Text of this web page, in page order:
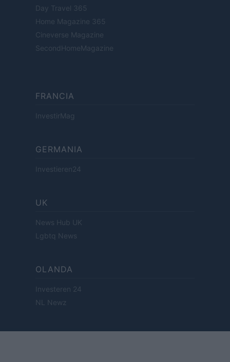
Day Travel 365
Home Magazine 365
Cineverse Magazine
SecondHomeMagazine
FRANCIA
InvestirMag
GERMANIA
Investieren24
UK
News Hub UK
Lgbtq News
OLANDA
Investeren 24
NL Newz